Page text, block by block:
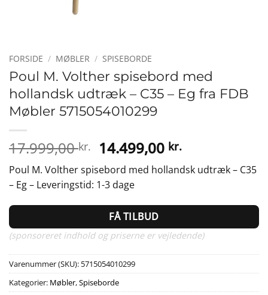
FORSIDE / MØBLER / SPISEBORDE
Poul M. Volther spisebord med
hollandsk udtræk – C35 – Eg fra FDB
Møbler 5715054010299
17.999,00kr. Den
oprindelige
pris
var:
17.999,00 kr..
14.499,00 kr.Den
aktuelle
pris
14.499,00
Poul M. Volther spisebord med hollandsk udtræk – C35
– Eg – Leveringstid: 1-3 dage
FÅ TILBUD
(sponsoreret indhold og priserne er vejledende)
Varenummer (SKU): 5715054010299
Kategorier: Møbler,Spiseborde